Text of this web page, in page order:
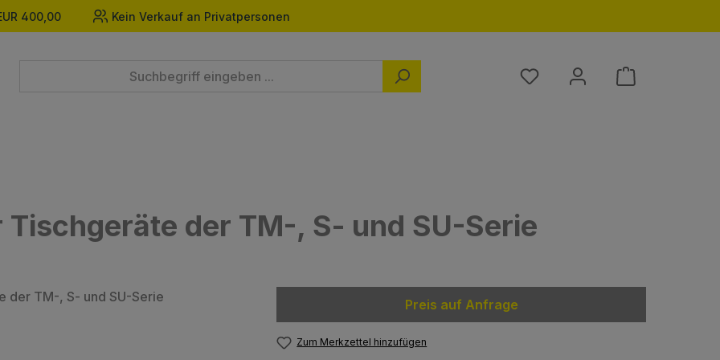
400,00 Kein Verkauf an Privatpersonen
Du hast 0 Produkte auf dem
der TM-, S- und SU-Serie
Preis auf Anfrage
Zum Merkzettel hinzufügen